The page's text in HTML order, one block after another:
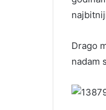
Drago
nadam